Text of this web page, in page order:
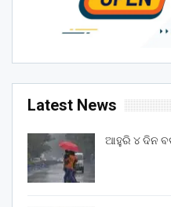
Latest News
ଆହୁରି ୪ ଦିନ